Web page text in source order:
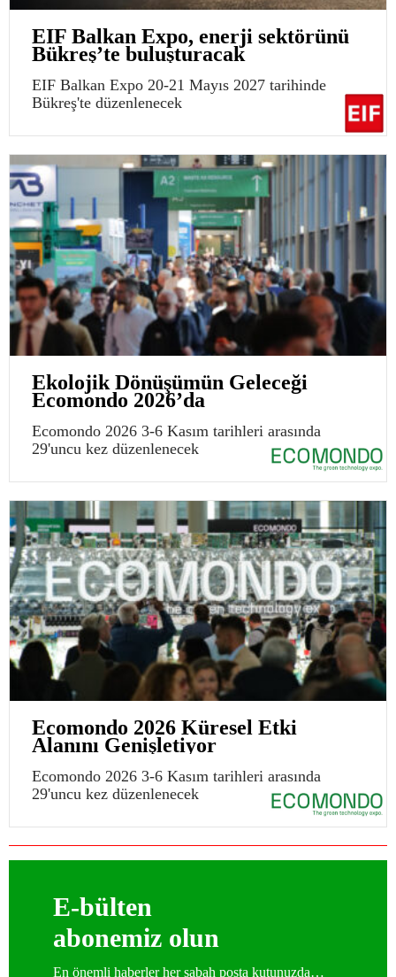
EIF Balkan Expo, enerji sektörünü
Bükreş’te buluşturacak
EIF Balkan Expo 20-21 Mayıs 2027 tarihinde
Bükreş'te düzenlenecek
Ekolojik Dönüşümün Geleceği
Ecomondo 2026’da
Ecomondo 2026 3-6 Kasım tarihleri arasında
29'uncu kez düzenlenecek
Ecomondo 2026 Küresel Etki
Alanını Genişletiyor
Ecomondo 2026 3-6 Kasım tarihleri arasında
29'uncu kez düzenlenecek
E-bülten
abonemiz olun
En önemli haberler her sabah posta kutunuzda…